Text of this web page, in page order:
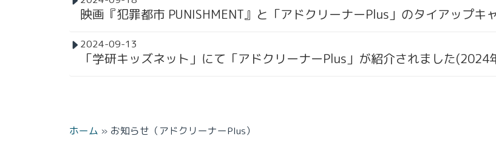
映画『犯罪都市 PUNISHMENT』と「アドクリーナーPlus」のタイアップ
2024-09-13
「学研キッズネット」にて「アドクリーナーPlus」が紹介されました(2024
ホーム » お知らせ（アドクリーナーPlus）